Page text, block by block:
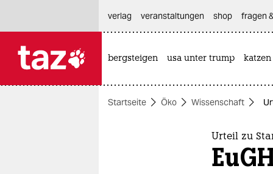
themen
verlag
veranstaltungen shop fragen
bergsteigen usa unter trump katzen
Startseite Öko Wissenschaft
Urteil zu